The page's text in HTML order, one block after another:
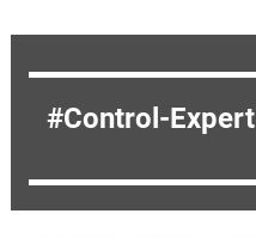
Control-Expert